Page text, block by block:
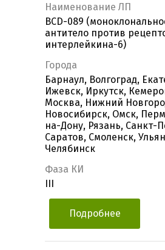
Наименование ЛП
BCD-089
антитело против
интерлейкина-6)
Города
Барнаул, Волгоград,
Ижевск, Иркутск,
Москва, Нижний
Новосибирск, Омск,
на-Дону, Рязань, Санкт-
Саратов, Смоленск,
Челябинск
Фаза КИ
Подробнее